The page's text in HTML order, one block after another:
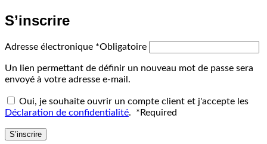
S’inscrire
Adresse électronique *Obligatoire
Un lien permettant de définir un nouveau mot de passe sera
envoyé à votre adresse e-mail.
Oui, je souhaite ouvrir un compte client et j'accepte les
Déclaration de confidentialité. *Required
S’inscrire